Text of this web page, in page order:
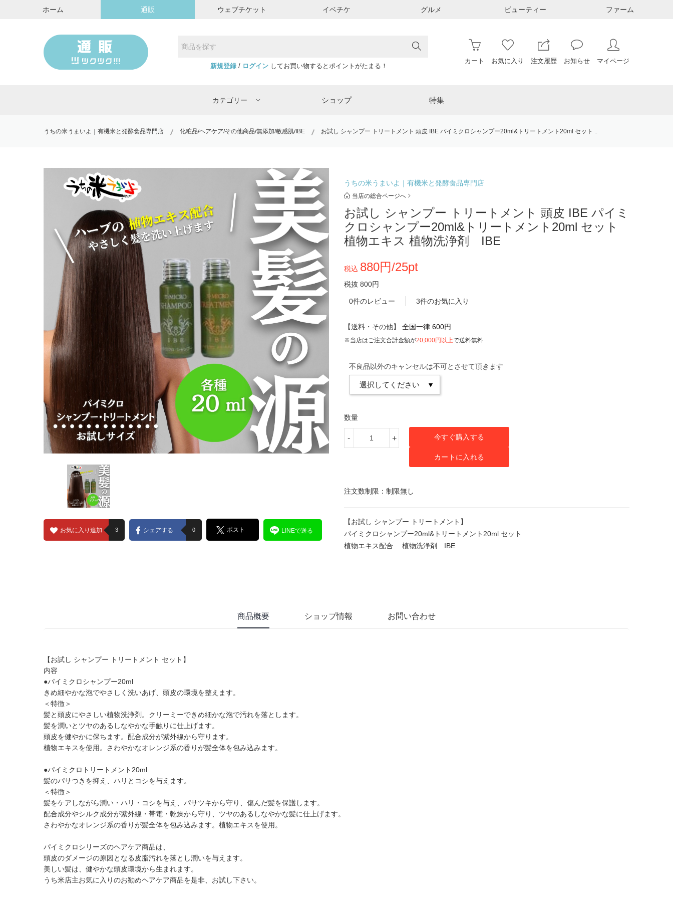
ホーム 通販 ウェブチケット イベチケ グルメ ビューティー ファーム
新規登録/ ログインしてお買い物するとポイントがたまる！
カート お気に入り 注文履歴 お知らせ マイページ
カテゴリー ショップ 特集
うちの米うまいよ｜有機米と発酵食品専門店 化粧品/ヘアケア/その他商品/無添加/敏感肌/IBE お試し シャンプー トリートメント 頭皮 IBE パイミクロシャンプー20ml&トリートメント20ml セット ..
お気に入り追加 3 シェアする 0 ポスト LINEで送る
うちの米うまいよ｜有機米と発酵食品専門店
当店の総合ページへ
お試し シャンプー トリートメント 頭皮 IBE パイミ
クロシャンプー20ml&トリートメント20ml セット
植物エキス 植物洗浄剤 IBE
税込 880円/25pt
税抜 800円
0件のレビュー 3件のお気に入り
【送料・その他】 全国一律 600円
※当店はご注文合計金額が20,000円以上で送料無料
不良品以外のキャンセルは不可とさせて頂きます
数量
- + 今すぐ購入する
カートに入れる
注文数制限：制限無し
【お試し シャンプー トリートメント】
パイミクロシャンプー20ml&トリートメント20ml セット
植物エキス配合 植物洗浄剤 IBE
商品概要 ショップ情報 お問い合わせ
【お試し シャンプー トリートメント セット】
内容
●パイミクロシャンプー20ml
きめ細やかな泡でやさしく洗いあげ、頭皮の環境を整えます。
＜特徴＞
髪と頭皮にやさしい植物洗浄剤。クリーミーできめ細かな泡で汚れを落とします。
髪を潤いとツヤのあるしなやかな手触りに仕上げます。
頭皮を健やかに保ちます。配合成分が紫外線から守ります。
植物エキスを使用。さわやかなオレンジ系の香りが髪全体を包み込みます。
●パイミクロトリートメント20ml
髪のパサつきを抑え、ハリとコシを与えます。
＜特徴＞
髪をケアしながら潤い・ハリ・コシを与え、パサツキから守り、傷んだ髪を保護します。
配合成分やシルク成分が紫外線・帯電・乾燥から守り、ツヤのあるしなやかな髪に仕上げます。
さわやかなオレンジ系の香りが髪全体を包み込みます。植物エキスを使用。
パイミクロシリーズのヘアケア商品は、
頭皮のダメージの原因となる皮脂汚れを落とし潤いを与えます。
美しい髪は、健やかな頭皮環境から生まれます。
うち米店主お気に入りのお勧めヘアケア商品を是非、お試し下さい。